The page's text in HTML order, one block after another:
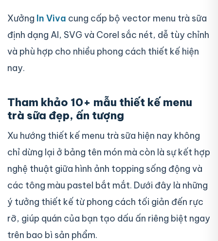
Xưởng In Viva cung cấp bộ vector menu trà sữa
định dạng AI, SVG và Corel sắc nét, dễ tùy chỉnh
và phù hợp cho nhiều phong cách thiết kế hiện
nay.
Tham khảo 10+ mẫu thiết kế menu
trà sữa đẹp, ấn tượng
Xu hướng thiết kế menu trà sữa hiện nay không
chỉ dừng lại ở bảng tên món mà còn là sự kết hợp
nghệ thuật giữa hình ảnh topping sống động và
các tông màu pastel bắt mắt. Dưới đây là những
ý tưởng thiết kế từ phong cách tối giản đến rực
rỡ, giúp quán của bạn tạo dấu ấn riêng biệt ngay
trên bao bì sản phẩm.